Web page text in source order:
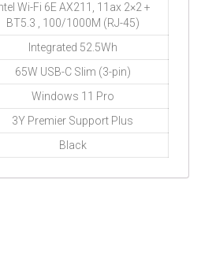
Wi-Fi 6E AX211, 11ax 2×2 +
BT5.3 , 100/1000M (RJ-45)
Integrated 52.5Wh
65W USB-C Slim (3-pin)
Windows 11 Pro
3Y Premier Support Plus
Black